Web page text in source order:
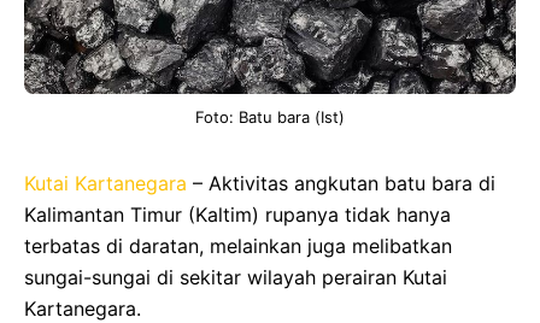
Foto: Batu bara (Ist)
Kutai Kartanegara – Aktivitas angkutan batu bara di
Kalimantan Timur (Kaltim) rupanya tidak hanya
terbatas di daratan, melainkan juga melibatkan
sungai-sungai di sekitar wilayah perairan Kutai
Kartanegara.